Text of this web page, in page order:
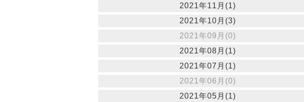
2021年11月(1)
2021年10月(3)
2021年09月(0)
2021年08月(1)
2021年07月(1)
2021年06月(0)
2021年05月(1)